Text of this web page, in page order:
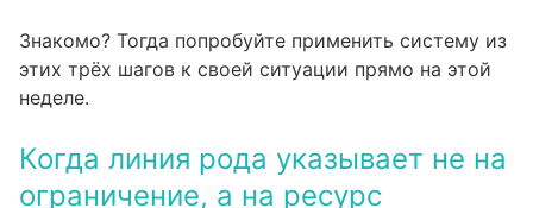
Знакомо? Тогда попробуйте применить систему из
этих трёх шагов к своей ситуации прямо на этой
неделе.
Когда линия рода указывает не на
ограничение, а на ресурс